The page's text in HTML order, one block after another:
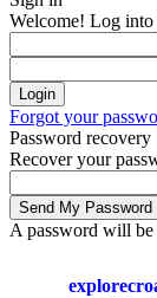
Welcome! Log
Forgot your
Password recovery
Recover your
A password will